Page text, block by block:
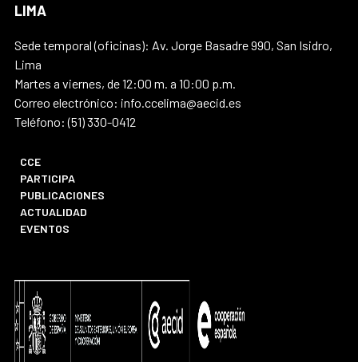
LIMA
Sede temporal (oficinas): Av. Jorge Basadre 990, San Isidro,
Lima
Martes a viernes, de 12:00 m. a 10:00 p.m.
Correo electrónico: info.ccelima@aecid.es
Teléfono: (51) 330-0412
CCE
PARTICIPA
PUBLICACIONES
ACTUALIDAD
EVENTOS